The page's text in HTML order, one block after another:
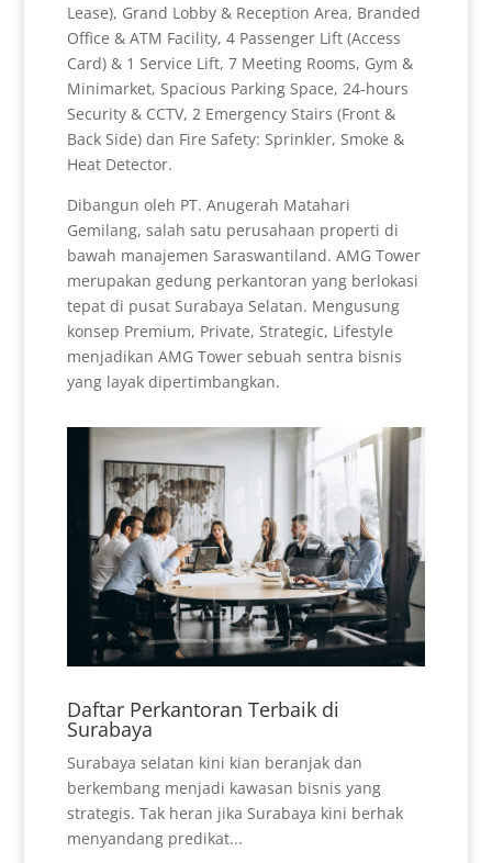
Lease), Grand Lobby & Reception Area, Branded
Office & ATM Facility, 4 Passenger Lift (Access
Card) & 1 Service Lift, 7 Meeting Rooms, Gym &
Minimarket, Spacious Parking Space, 24-hours
Security & CCTV, 2 Emergency Stairs (Front &
Back Side) dan Fire Safety: Sprinkler, Smoke &
Heat Detector.
Dibangun oleh PT. Anugerah Matahari
Gemilang, salah satu perusahaan properti di
bawah manajemen Saraswantiland. AMG Tower
merupakan gedung perkantoran yang berlokasi
tepat di pusat Surabaya Selatan. Mengusung
konsep Premium, Private, Strategic, Lifestyle
menjadikan AMG Tower sebuah sentra bisnis
yang layak dipertimbangkan.
Daftar Perkantoran Terbaik di
Surabaya
Surabaya selatan kini kian beranjak dan
berkembang menjadi kawasan bisnis yang
strategis. Tak heran jika Surabaya kini berhak
menyandang predikat...